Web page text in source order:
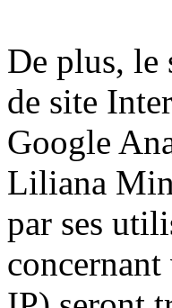
De plus, le
de site
Google
Liliana
par ses